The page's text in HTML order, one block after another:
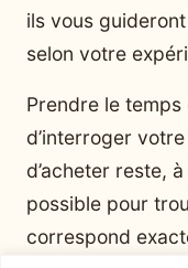
ils vous
selon votre
Prendre le
d’interroger
d’acheter reste,
possible pour
correspond